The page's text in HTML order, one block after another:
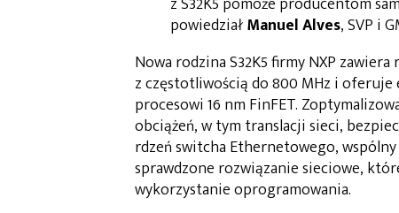
powiedziałManuel Alves, SVP i
Nowa rodzina S32K5 firmy NXP
z częstotliwością do 800 MHz i
procesowi 16 nm FinFET.
obciążeń, w tym translacji sieci,
rdzeń switcha Ethernetowego,
sprawdzone rozwiązanie sieciowe,
wykorzystanie oprogramowania.